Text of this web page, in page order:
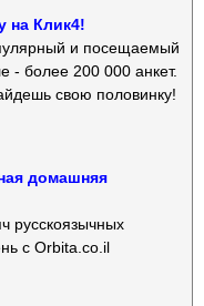
на Клик4!
и посещаемый
- более 200 000 анкет.
свою половинку!
домашняя
русскоязычных
с Orbita.co.il